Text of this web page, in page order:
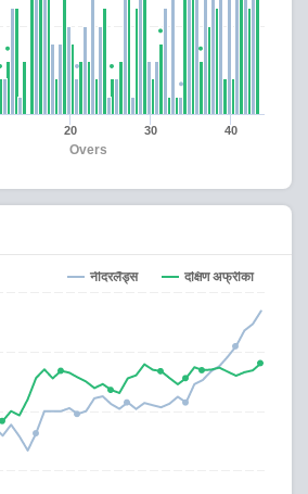
Overs
20 30 40
नीदरलैंड्स दक्षिण अफ्रीका